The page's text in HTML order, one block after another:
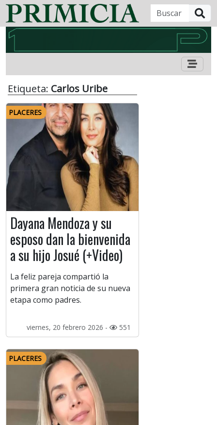
Etiqueta: Carlos Uribe
PLACERES
Dayana Mendoza y su
esposo dan la bienvenida
a su hijo Josué (+Video)
La feliz pareja compartió la
primera gran noticia de su nueva
etapa como padres.
viernes, 20 febrero 2026 - 551
PLACERES